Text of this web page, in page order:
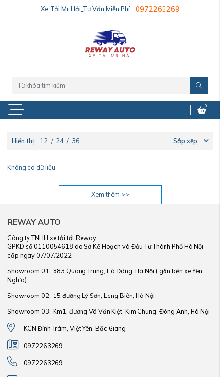
Xe Tải Mr Hải_Tư Vấn Miễn Phí: 0972263269
0
Hiển thị: 12 / 24 / 36 Sắp xếp
Không có dữ liệu
Xem thêm >>
REWAY AUTO
Công ty TNHH xe tải tốt Reway
GPKD số 0110054618 do Sở Kế Hoạch và Đầu Tư Thành Phố Hà Nội
cấp ngày 07/07/2022
Showroom 01: 883 Quang Trung, Hà Đông, Hà Nội ( gần bến xe Yên
Nghĩa)
Showroom 02: 15 đường Lý Sơn, Long Biên, Hà Nội
Showroom 03: Km1, đường Võ Văn Kiệt, Kim Chung, Đông Anh, Hà Nội
KCN Đính Trám, Việt Yên, Bắc Giang
0972263269
0972263269